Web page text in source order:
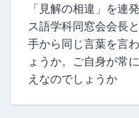
「見解の相違」を連
ス語学科同窓会会長
手から同じ言葉を言
ょうか。ご自身が常
えなのでしょうか